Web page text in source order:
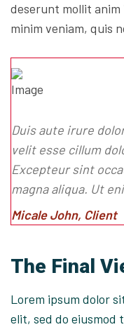
deserunt mollit anim
minim veniam, quis
Duis aute irure
velit esse cillum
Excepteur sint
magna aliqua. Ut
Micale John, Client
The Final
Lorem ipsum dolor
elit, sed do